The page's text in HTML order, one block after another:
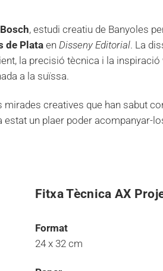
, estudi creatiu de Banyoles
de Plata en Disseny Editorial. La
la precisió tècnica i la inspiració
a la suïssa.
creatives que han sabut
un plaer poder acompanyar-
Fitxa Tècnica AX
Format
24 x 32 cm